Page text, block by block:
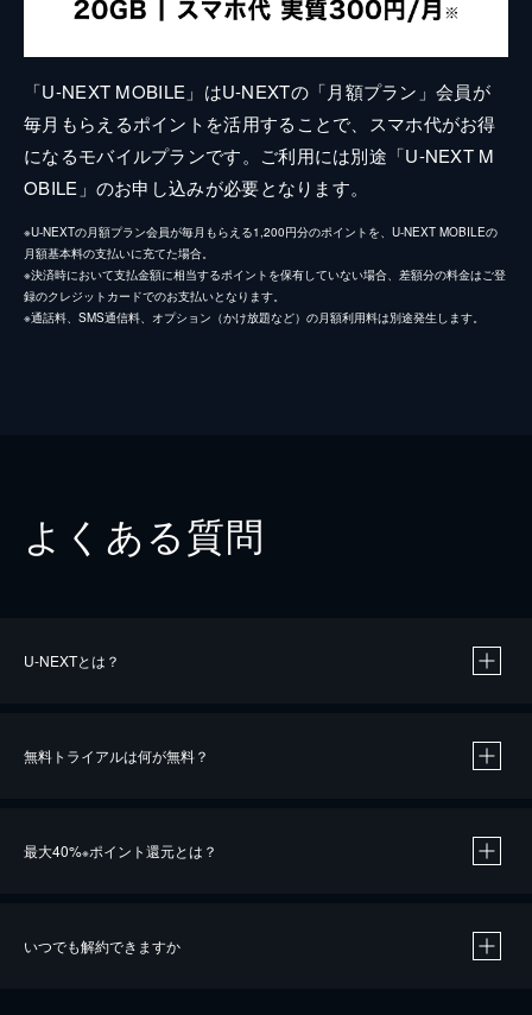
「U-NEXT MOBILE」はU-NEXTの「月額プラン」会員が
毎月もらえるポイントを活用することで、スマホ代がお得
になるモバイルプランです。ご利用には別途「U-NEXT M
OBILE」のお申し込みが必要となります。
※U-NEXTの月額プラン会員が毎月もらえる1,200円分のポイントを、U-NEXT MOBILEの
月額基本料の支払いに充てた場合。
※決済時において支払金額に相当するポイントを保有していない場合、差額分の料金はご登
録のクレジットカードでのお支払いとなります。
※通話料、SMS通信料、オプション（かけ放題など）の月額利用料は別途発生します。
よくある質問
U-NEXTとは？
無料トライアルは何が無料？
最大40%※ポイント還元とは？
いつでも解約できますか